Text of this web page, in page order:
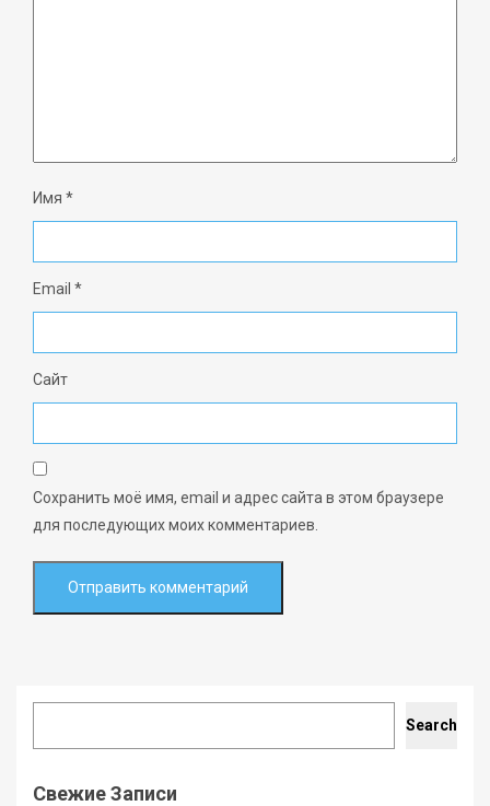
Имя *
Email *
Сайт
Сохранить моё имя, email и адрес сайта в этом браузере
для последующих моих комментариев.
Search
Свежие Записи